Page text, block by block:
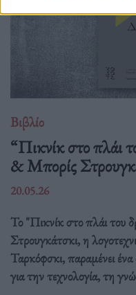
Βιβλίο
“Πικνίκ στο πλάι
& Μπορίς
20.05.26
Το "Πικνίκ στο πλάι του
Στρουγκάτσκι, η
Ταρκόφσκι, παραμένει
για την τεχνολογία, τη